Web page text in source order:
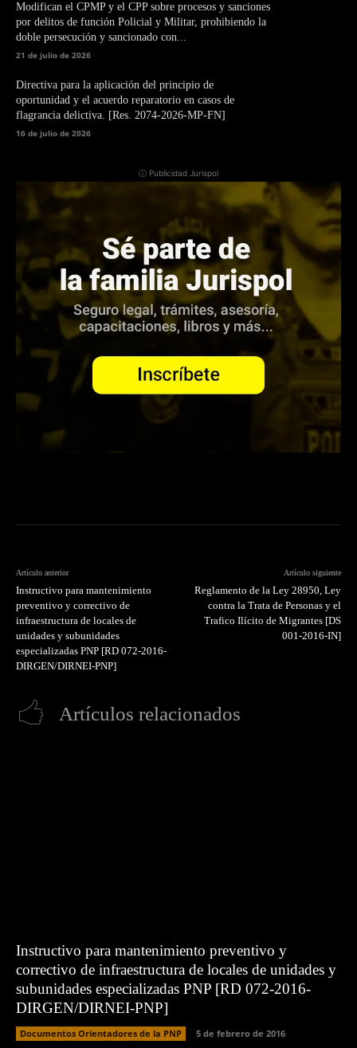
Modifican el CPMP y el CPP sobre procesos y sanciones
por delitos de función Policial y Militar, prohibiendo la
doble persecución y sancionado con...
21 de julio de 2026
Directiva para la aplicación del principio de
oportunidad y el acuerdo reparatorio en casos de
flagrancia delictiva. [Res. 2074-2026-MP-FN]
16 de julio de 2026
ⓘ Publicidad Jurispol
Artículo anterior
Instructivo para mantenimiento
preventivo y correctivo de
infraestructura de locales de
unidades y subunidades
especializadas PNP [RD 072-2016-
DIRGEN/DIRNEI-PNP]
Artículo siguiente
Reglamento de la Ley 28950, Ley
contra la Trata de Personas y el
Trafico Ilícito de Migrantes [DS
001-2016-IN]
Artículos relacionados
Instructivo para mantenimiento preventivo y
correctivo de infraestructura de locales de unidades y
subunidades especializadas PNP [RD 072-2016-
DIRGEN/DIRNEI-PNP]
Documentos Orientadores de la PNP 5 de febrero de 2016